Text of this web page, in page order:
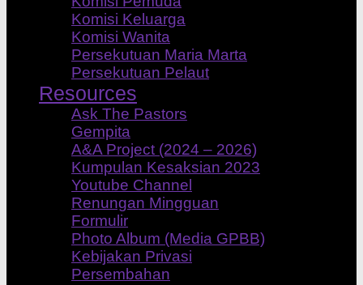
Komisi Keluarga
Komisi Wanita
Persekutuan Maria Marta
Persekutuan Pelaut
Resources
Ask The Pastors
Gempita
A&A Project (2024 – 2026)
Kumpulan Kesaksian 2023
Youtube Channel
Renungan Mingguan
Formulir
Photo Album (Media GPBB)
Kebijakan Privasi
Persembahan